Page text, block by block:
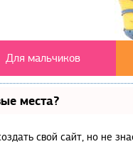
Для мальчиков
места?
свой сайт, но не